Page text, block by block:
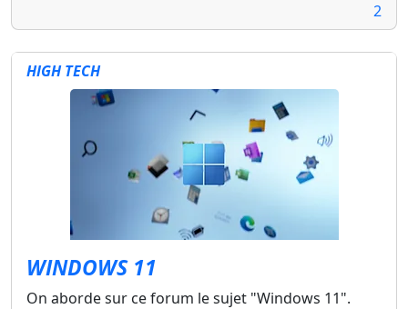
2
HIGH TECH
WINDOWS 11
On aborde sur ce forum le sujet "Windows 11".